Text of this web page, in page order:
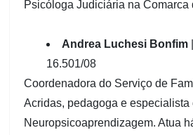
Psicóloga Judiciária na Comarca
Andrea Luchesi Bonfim
16.501/08
Coordenadora do Serviço de
Acridas, pedagoga e especialista
Neuropsicoaprendizagem. Atua